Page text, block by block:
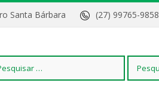
Santa Bárbara (27) 99765-9858